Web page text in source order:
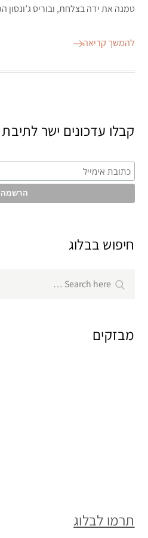
טמנה את ידה בצלחת, ובוריס ג’ונסון
להמשך קריאה
קבלו עדכונים ישר
חיפוש בבלוג
for:
Search
מבזקים
תרמו לבלוג